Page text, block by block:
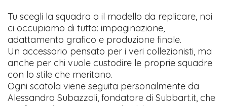
Tu scegli la squadra o il modello da replicare, noi
ci occupiamo di tutto: impaginazione,
adattamento grafico e produzione finale.
Un accessorio pensato per i veri collezionisti, ma
anche per chi vuole custodire le proprie squadre
con lo stile che meritano.
Ogni scatola viene seguita personalmente da
Alessandro Subazzoli, fondatore di Subbart.it, che